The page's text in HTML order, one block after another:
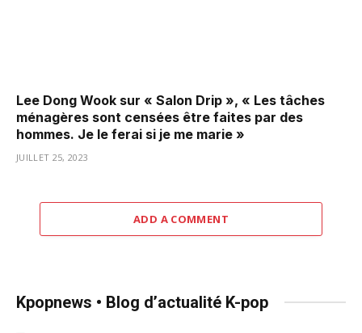
Lee Dong Wook sur « Salon Drip », « Les tâches
ménagères sont censées être faites par des
hommes. Je le ferai si je me marie »
JUILLET 25, 2023
ADD A COMMENT
Kpopnews • Blog d’actualité K-pop